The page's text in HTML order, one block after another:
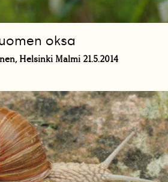
oksa
Helsinki Malmi 21.5.2014